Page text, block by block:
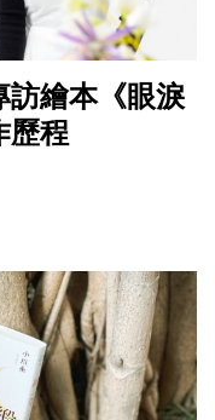
訪繪本《眼淚
歷程